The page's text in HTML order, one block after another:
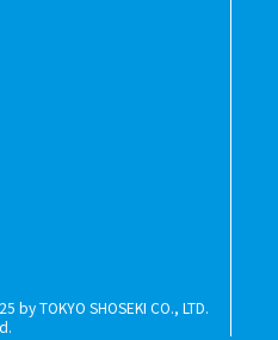
by TOKYO SHOSEKI CO., LTD.